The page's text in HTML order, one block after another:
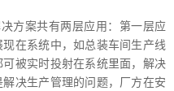
方案共有两层应用：第一层应
在系统中，如总装车间生产线
可被实时投射在系统里面，解决
决生产管理的问题，厂方在安